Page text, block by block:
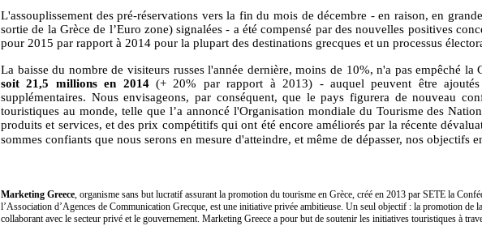
L'assouplissement des pré-réservations vers la fin du mois de décembre - en raison, en
sortie de la Grèce de l’Euro zone) signalées - a été compensé par des nouvelles positives
pour 2015 par rapport à 2014 pour la plupart des destinations grecques et un processus
La baisse du nombre de visiteurs russes l'année dernière, moins de 10%, n'a pas empêché la
soit 21,5 millions en 2014(+ 20% par rapport à 2013) - auquel peuvent être
supplémentaires. Nous envisageons, par conséquent, que le pays figurera de nouveau
touristiques au monde, telle que l’a annoncé l'Organisation mondiale du Tourisme des
produits et services, et des prix compétitifs qui ont été encore améliorés par la récente
sommes confiants que nous serons en mesure d'atteindre, et même de dépasser, nos objectifs
Marketing Greece, organisme sans but lucratif assurant la promotion du tourisme en Grèce, créé en 2013 par SETE la
l’Association d’Agences de Communication Grecque, est une initiative privée ambitieuse. Un seul objectif : la promotion de
collaborant avec le secteur privé et le gouvernement. Marketing Greece a pour but de soutenir les initiatives touristiques à